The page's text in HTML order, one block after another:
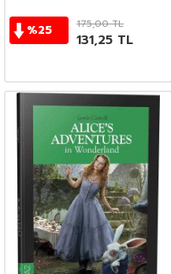
%25 175,00TL
131,25 TL